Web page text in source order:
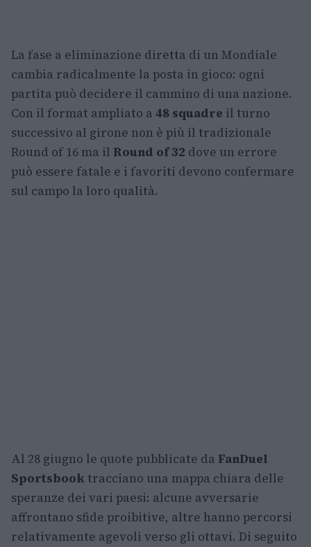
La fase a eliminazione diretta di un Mondiale
cambia radicalmente la posta in gioco: ogni
partita può decidere il cammino di una nazione.
Con il format ampliato a 48 squadre il turno
successivo al girone non è più il tradizionale
Round of 16 ma il Round of 32 dove un errore
può essere fatale e i favoriti devono confermare
sul campo la loro qualità.
Al 28 giugno le quote pubblicate da FanDuel
Sportsbook tracciano una mappa chiara delle
speranze dei vari paesi: alcune avversarie
affrontano sfide proibitive, altre hanno percorsi
relativamente agevoli verso gli ottavi. Di seguito